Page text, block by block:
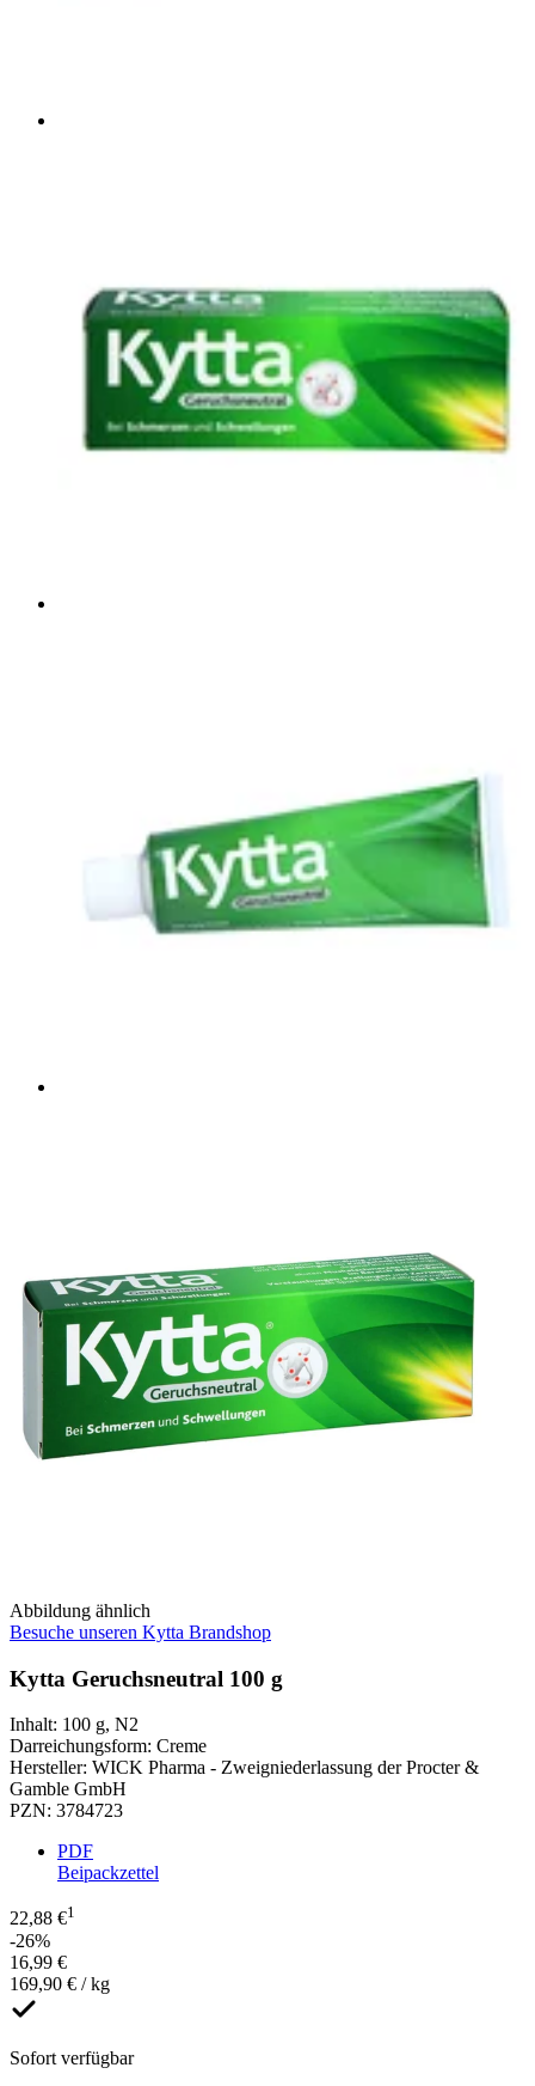
Abbildung ähnlich
Besuche unseren Kytta Brandshop
Kytta Geruchsneutral 100 g
Inhalt: 100 g, N2
Darreichungsform: Creme
Hersteller: WICK Pharma - Zweigniederlassung der Procter &
Gamble GmbH
PZN: 3784723
PDF
Beipackzettel
22,88 €1
-26%
16,99 €
169,90 € / kg
Sofort verfügbar